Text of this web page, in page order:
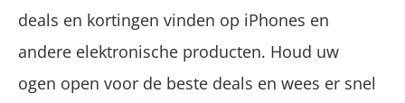
deals en kortingen vinden op iPhones en
andere elektronische producten. Houd uw
ogen open voor de beste deals en wees er snel